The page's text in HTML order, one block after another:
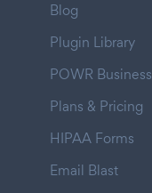
Blog
Plugin Library
POWR Business
Plans & Pricing
HIPAA Forms
Email Blast